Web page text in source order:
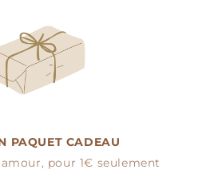
PAQUET CADEAU
pour 1€ seulement